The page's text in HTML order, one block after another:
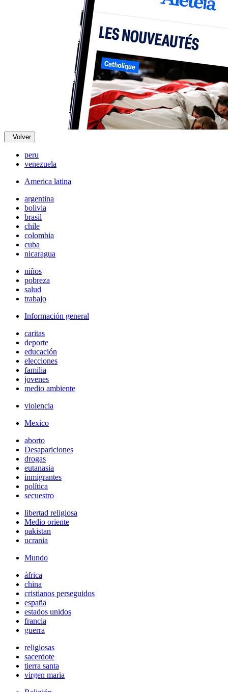
Volver
peru
venezuela
America latina
argentina
bolivia
brasil
chile
colombia
cuba
nicaragua
niños
pobreza
salud
trabajo
Información general
caritas
deporte
educación
elecciones
familia
jovenes
medio ambiente
violencia
Mexico
aborto
Desapariciones
drogas
eutanasia
inmigrantes
política
secuestro
libertad religiosa
Medio oriente
pakistan
ucrania
Mundo
áfrica
china
cristianos perseguidos
españa
estados unidos
francia
guerra
religiosas
sacerdote
tierra santa
virgen maria